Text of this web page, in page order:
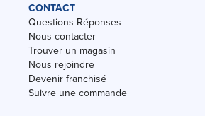
CONTACT
Questions-Réponses
Nous contacter
Trouver un magasin
Nous rejoindre
Devenir franchisé
Suivre une commande